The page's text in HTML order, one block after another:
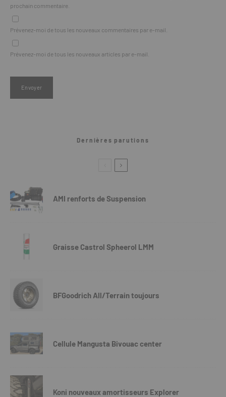
prochain commentaire.
Prévenez-moi de tous les nouveaux commentaires par e-mail.
Prévenez-moi de tous les nouveaux articles par e-mail.
Dernières parutions
AMI renforts de Suspension
Graisse Castrol Spheerol LMM
BFGoodrich All/Terrain toujours
Cellule Mangusta Bivouac center
Koni nouveaux amortisseurs Explorer